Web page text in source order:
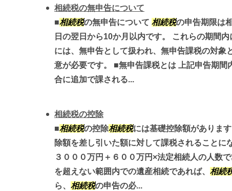
相続税の無申告について
■相続税の無申告について 相続税の申告期限は
日の翌日から10か月以内です。 これらの期間内
には、無申告として扱われ、無申告課税の対象
意が必要です。 ■無申告課税とは 上記申告期間
合に追加で課される...
相続税の控除
■相続税の控除相続税には基礎控除額があります
除額を差し引いた額に対して課税されることに
３０００万円＋６００万円×法定相続人の人数
を超えない範囲内での遺産相続であれば、 相続
ら、 相続税の申告の必...